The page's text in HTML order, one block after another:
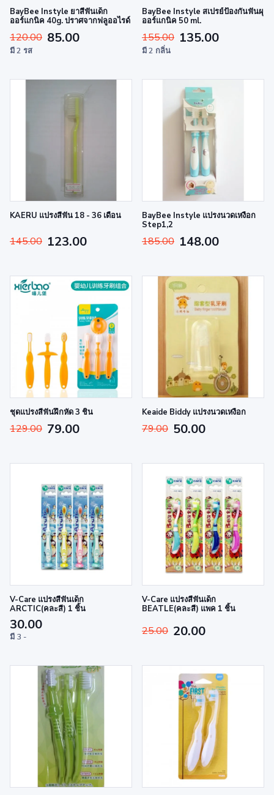
BayBee Instyle ยาสีฟันเด็ก
ออร์แกนิค 40g. ปราศจากฟลูออไรด์
120.00 85.00
มี 2 รส
BayBee Instyle สเปรย์ป้องกันฟันผุ
ออร์แกนิค 50 ml.
155.00 135.00
มี 2 กลิ่น
KAERU แปรงสีฟัน 18 - 36 เดือน
145.00 123.00
BayBee Instyle แปรงนวดเหงือก
Step1,2
185.00 148.00
ชุดแปรงสีฟันฝึกหัด 3 ชิ้น
129.00 79.00
Keaide Biddy แปรงนวดเหงือก
79.00 50.00
V-Care แปรงสีฟันเด็ก
ARCTIC(คละสี) 1 ชิ้น
30.00
มี 3 -
V-Care แปรงสีฟันเด็ก
BEATLE(คละสี) แพค 1 ชิ้น
25.00 20.00